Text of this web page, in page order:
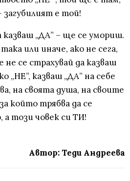
е той!
„ДА” – ще се умориш.
или иначе, ако не сега,
не се страхувай да казваш
„НЕ”, казваш „ДА” на себе
на своята душа, на своите
който трябва да се
този човек си ТИ!
Автор: Теди Андреева